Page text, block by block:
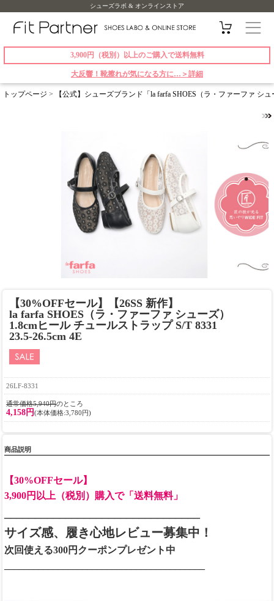
シューズラボ & オンラインストア
3,900円（税別）以上のご購入で送料無料
大反響！靴擦れが気になる方に…＞詳細
トップページ > 【公式】シューズブランド「la farfa SHOES（ラ・ファーファ シ
【30%OFFセール】【26SS 新作】
la farfa SHOES（ラ・ファーファ シューズ）
1.8cmヒール チュールストラップ S/T 8331
23.5-26.5cm 4E
26LF-8331
通常価格5,940円のところ
4,158円(本体価格:3,780円)
商品説明
【30%OFFセール】
3,900円以上（税別）購入で「送料無料」
サイズ感、履き心地レビュー募集中！
次回使える300円クーポンプレゼント中